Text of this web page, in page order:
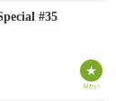
#35